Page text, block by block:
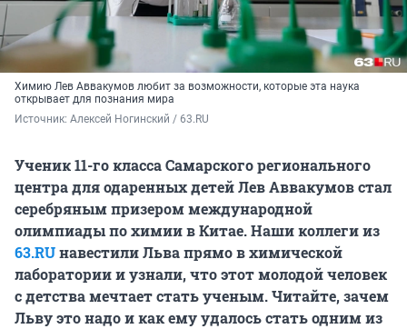
Химию Лев Аввакумов любит за возможности, которые эта наука
открывает для познания мира
Источник: Алексей Ногинский / 63.RU
Ученик 11-го класса Самарского регионального
центра для одаренных детей Лев Аввакумов стал
серебряным призером международной
олимпиады по химии в Китае. Наши коллеги из
63.RUнавестили Льва прямо в химической
лаборатории и узнали, что этот молодой человек
с детства мечтает стать ученым. Читайте, зачем
Льву это надо и как ему удалось стать одним из